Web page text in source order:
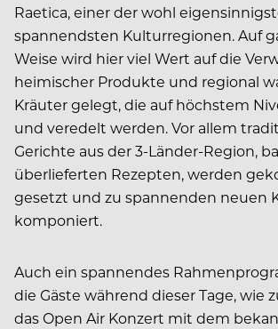
Raetica, einer der wohl
spannendsten Kulturregionen. Auf
Weise wird hier viel Wert auf die
heimischer Produkte und regional
Kräuter gelegt, die auf höchstem
und veredelt werden. Vor allem
Gerichte aus der 3-Länder-Region,
überlieferten Rezepten, werden
gesetzt und zu spannenden neuen
komponiert.
Auch ein spannendes
die Gäste während dieser Tage, wie
das Open Air Konzert mit dem